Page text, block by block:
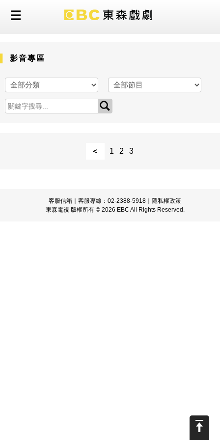
影音專區
＜ 1 2 3
客服信箱 ｜客服專線：02-2388-5918｜ 隱私權政策
東森電視 版權所有 © 2026 EBC All Rights Reserved.